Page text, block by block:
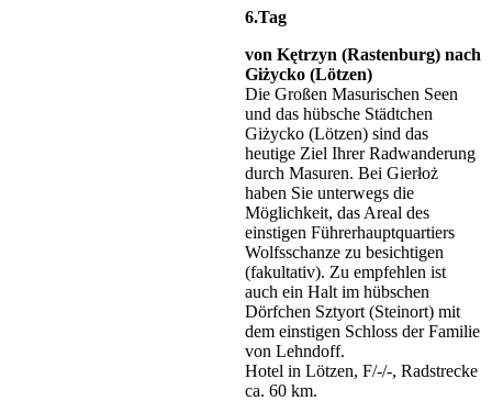
6.Tag
von Kętrzyn (Rastenburg) nach
Giżycko (Lötzen)
Die Großen Masurischen Seen
und das hübsche Städtchen
Giżycko (Lötzen) sind das
heutige Ziel Ihrer Radwanderung
durch Masuren. Bei Gierłoż
haben Sie unterwegs die
Möglichkeit, das Areal des
einstigen Führerhauptquartiers
Wolfsschanze zu besichtigen
(fakultativ). Zu empfehlen ist
auch ein Halt im hübschen
Dörfchen Sztyort (Steinort) mit
dem einstigen Schloss der Familie
von Lehndoff.
Hotel in Lötzen, F/-/-, Radstrecke
ca. 60 km.